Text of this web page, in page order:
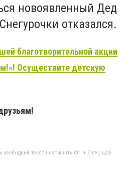
новоявленный Дед
отказался.
благотворительной акции
Осуществите детскую
текст і натисніть Ctrl + Enter, щоб